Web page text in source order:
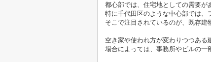
都心部では、住宅地としての需要が
特に千代田区のような中心部では、
そこで注目されているのが、既存建
空き家や使われ方が変わりつつある
場合によっては、事務所やビルの一